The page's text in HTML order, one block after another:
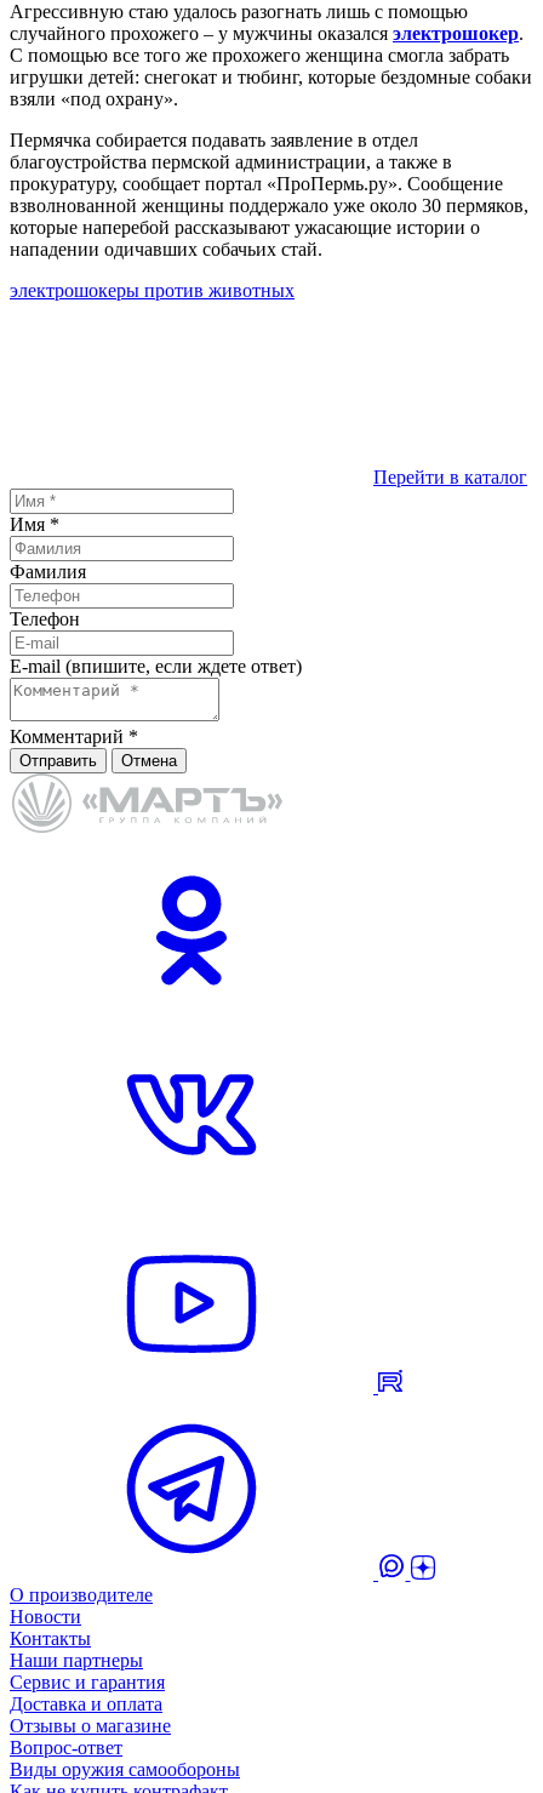
Агрессивную стаю удалось разогнать лишь с помощью
случайного прохожего – у мужчины оказался электрошокер.
С помощью все того же прохожего женщина смогла забрать
игрушки детей: снегокат и тюбинг, которые бездомные собаки
взяли «под охрану».
Пермячка собирается подавать заявление в отдел
благоустройства пермской администрации, а также в
прокуратуру, сообщает портал «ПроПермь.ру». Сообщение
взволнованной женщины поддержало уже около 30 пермяков,
которые наперебой рассказывают ужасающие истории о
нападении одичавших собачьих стай.
электрошокеры против животных
Перейти в каталог
Имя *
Фамилия
Телефон
E-mail (впишите, если ждете ответ)
Комментарий *
Отправить Отмена
О производителе
Новости
Контакты
Наши партнеры
Сервис и гарантия
Доставка и оплата
Отзывы о магазине
Вопрос-ответ
Виды оружия самообороны